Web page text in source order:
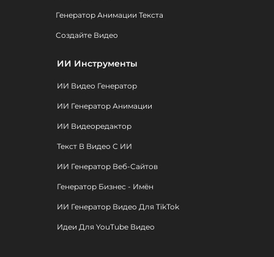
Генератор Анимации Текста
Создайте Видео
ИИ Инструменты
ИИ Видео Генератор
ИИ Генератор Анимации
ИИ Видеоредактор
Текст В Видео С ИИ
ИИ Генератор Веб-Сайтов
Генератор Бизнес - Имён
ИИ Генератор Видео Для TikTok
Идеи Для YouTube Видео